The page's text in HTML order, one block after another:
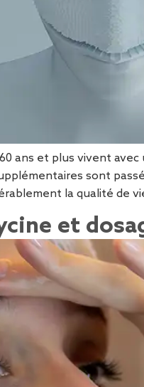
ans et plus vivent
sont
la qualité de
et